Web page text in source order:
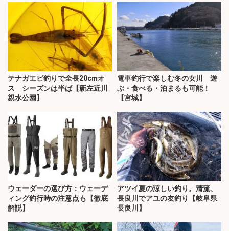
テナガエビ釣りで全長20cmオ
ス シーズンは半ば【新左近川
親水公園】
電車釣行で楽しむ冬の女川 遊
ぶ・食べる・泊まるも可能！
【宮城】
ウェーダーの選び方：ウェーデ
ィング釣行時の注意点も【徹底
解説】
アツイ夏の涼しい釣り。清流、
長良川でアユの友釣り【岐阜県
長良川】